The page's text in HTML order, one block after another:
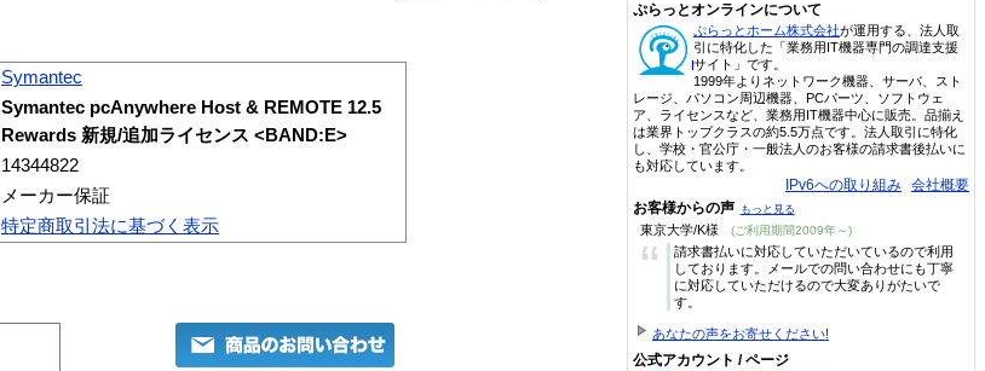
Symantec
Symantec pcAnywhere Host & REMOTE 12.5
Rewards 新規/追加ライセンス <BAND:E>
14344822
メーカー保証
特定商取引法に基づく表示
ぷらっとオンラインについて
ぷらっとホーム株式会社が運用する、法人取
引に特化した「業務用IT機器専門の調達支援
サイト」です。
1999年よりネットワーク機器、サーバ、スト
レージ、パソコン周辺機器、PCパーツ、ソフトウェ
ア、ライセンスなど、業務用IT機器中心に販売。品揃え
は業界トップクラスの約5.5万点です。法人取引に特化
し、学校・官公庁・一般法人のお客様の請求書後払いに
も対応しています。
IPv6への取り組み 会社概要
お客様からの声 もっと見る
東京大学/K様 (ご利用期間2009年～)
“
請求書払いに対応していただいているので利用
しております。メールでの問い合わせにも丁寧
に対応していただけるので大変ありがたいで
す。
あなたの声をお寄せください!
公式アカウント / ページ